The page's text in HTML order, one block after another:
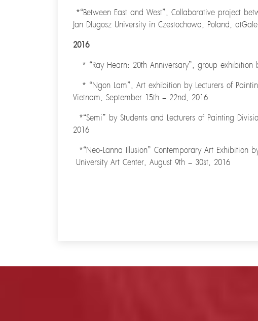
*“Between East and West”, Collaborative project
Jan Dlugosz University in Czestochowa, Poland,
2016
* “Ray Hearn: 20th Anniversary”, group
* “Ngon Lam”, Art exhibition by Lecturers of
Vietnam, September 15th – 22nd, 2016
*“Semi” by Students and Lecturers of Painting
2016
*“Neo-Lanna Illusion” Contemporary Art Exhibition
University Art Center, August 9th – 30st, 2016